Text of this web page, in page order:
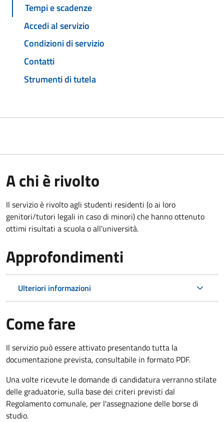
Tempi e scadenze
Accedi al servizio
Condizioni di servizio
Contatti
Strumenti di tutela
A chi è rivolto
Il servizio è rivolto agli studenti residenti (o ai loro
genitori/tutori legali in caso di minori) che hanno ottenuto
ottimi risultati a scuola o all'università.
Approfondimenti
Ulteriori informazioni
Come fare
Il servizio può essere attivato presentando tutta la
documentazione prevista, consultabile in formato PDF.
Una volte ricevute le domande di candidatura verranno stilate
delle graduatorie, sulla base dei criteri previsti dal
Regolamento comunale, per l'assegnazione delle borse di
studio.